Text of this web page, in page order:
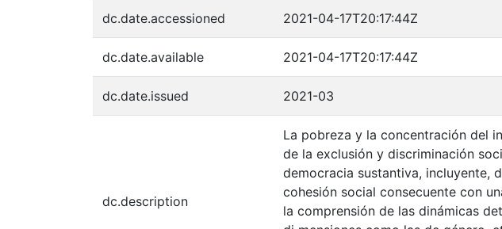
dc.date.accessioned 2021-04-17T20:17:44Z
dc.date.available 2021-04-17T20:17:44Z
dc.date.issued 2021-03
dc.description
La pobreza y la concentración del
de la exclusión y discriminación
democracia sustantiva, incluyente,
cohesión social consecuente con
la comprensión de las dinámicas